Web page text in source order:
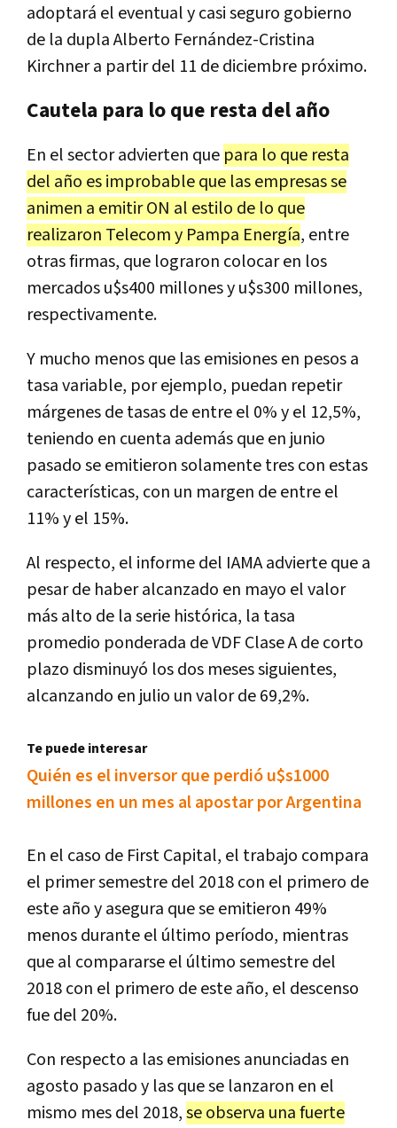
adoptará el eventual y casi seguro gobierno
de la dupla Alberto Fernández-Cristina
Kirchner a partir del 11 de diciembre próximo.
Cautela para lo que resta del año
En el sector advierten que para lo que resta
del año es improbable que las empresas se
animen a emitir ON al estilo de lo que
realizaron Telecom y Pampa Energía, entre
otras firmas, que lograron colocar en los
mercados u$s400 millones y u$s300 millones,
respectivamente.
Y mucho menos que las emisiones en pesos a
tasa variable, por ejemplo, puedan repetir
márgenes de tasas de entre el 0% y el 12,5%,
teniendo en cuenta además que en junio
pasado se emitieron solamente tres con estas
características, con un margen de entre el
11% y el 15%.
Al respecto, el informe del IAMA advierte que a
pesar de haber alcanzado en mayo el valor
más alto de la serie histórica, la tasa
promedio ponderada de VDF Clase A de corto
plazo disminuyó los dos meses siguientes,
alcanzando en julio un valor de 69,2%.
Te puede interesar
Quién es el inversor que perdió u$s1000
millones en un mes al apostar por Argentina
En el caso de First Capital, el trabajo compara
el primer semestre del 2018 con el primero de
este año y asegura que se emitieron 49%
menos durante el último período, mientras
que al compararse el último semestre del
2018 con el primero de este año, el descenso
fue del 20%.
Con respecto a las emisiones anunciadas en
agosto pasado y las que se lanzaron en el
mismo mes del 2018,se observa una fuerte